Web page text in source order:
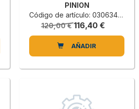
PINION
Código de artículo: 0306343600H
120,00 € 116,40 €
AÑADIR